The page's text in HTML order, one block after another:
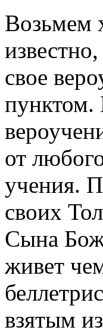
Возьмем
свое
пунктом.
от
учения.
своих
Сына
живет
взятым